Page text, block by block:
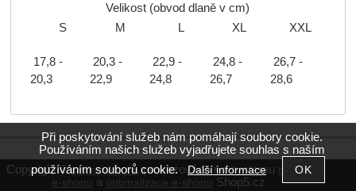
Velikost (obvod dlaně v cm)
S
M L XL XXL
17,8 -
20,3
20,3 -
22,9
22,9 -
24,8
24,8 -
26,7
26,7 -
28,6
Copyright ©cyklocyklo.cz,provozováno na systému tvorba
e-shopu
a optimalizace e-shopu Shop5.cz
Při poskytování služeb nám pomáhají soubory cookie.
Používáním našich služeb vyjadřujete souhlas s naším
používáním souborů cookie.Další informace